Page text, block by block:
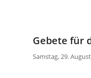
Gebete für
Samstag, 29.